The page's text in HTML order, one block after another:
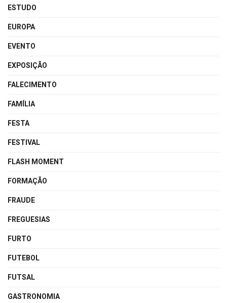
ESTUDO
EUROPA
EVENTO
EXPOSIÇÃO
FALECIMENTO
FAMÍLIA
FESTA
FESTIVAL
FLASH MOMENT
FORMAÇÃO
FRAUDE
FREGUESIAS
FURTO
FUTEBOL
FUTSAL
GASTRONOMIA